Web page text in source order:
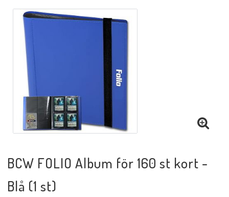
Böcker
Film
Musik
Mynt och Sedlar
Samlartillbehör
BCW FOLIO Album för 160 st kort -
Blå (1 st)